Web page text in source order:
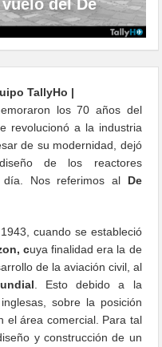
del De
TallyHo |
los 70 años del
revolucionó a la industria
de su modernidad, dejó
de los reactores
Nos referimos al De
cuando se estableció
cuya finalidad era la de
de la aviación civil, al
. Esto debido a la
sobre la posición
el área comercial. Para tal
y construcción de un